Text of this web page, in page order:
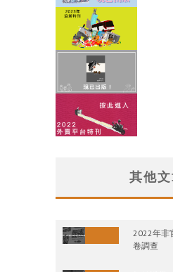
其他
2022年非
卷調查